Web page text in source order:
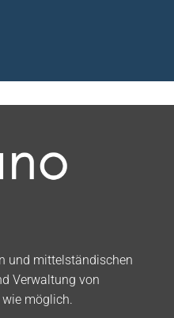
und mittelständischen
Verwaltung von
möglich.